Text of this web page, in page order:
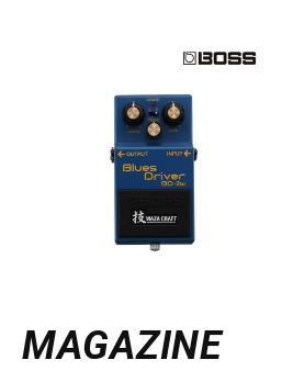
MAGAZINE